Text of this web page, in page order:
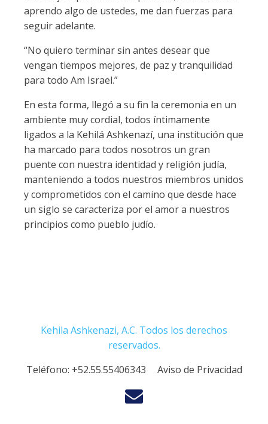
aprendo algo de ustedes, me dan fuerzas para
seguir adelante.
“No quiero terminar sin antes desear que
vengan tiempos mejores, de paz y tranquilidad
para todo Am Israel.”
En esta forma, llegó a su fin la ceremonia en un
ambiente muy cordial, todos íntimamente
ligados a la Kehilá Ashkenazí, una institución que
ha marcado para todos nosotros un gran
puente con nuestra identidad y religión judía,
manteniendo a todos nuestros miembros unidos
y comprometidos con el camino que desde hace
un siglo se caracteriza por el amor a nuestros
principios como pueblo judío.
Kehila Ashkenazi, A.C. Todos los derechos
reservados.
Teléfono: +52.55.55406343 Aviso de Privacidad